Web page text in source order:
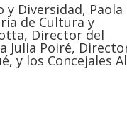
Diversidad, Paola
de Cultura y
Director del
Julia Poiré,
y los Concejales